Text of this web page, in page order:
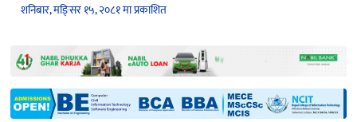
शनिबार, मङि्सर १५, २०८१ मा प्रकाशित